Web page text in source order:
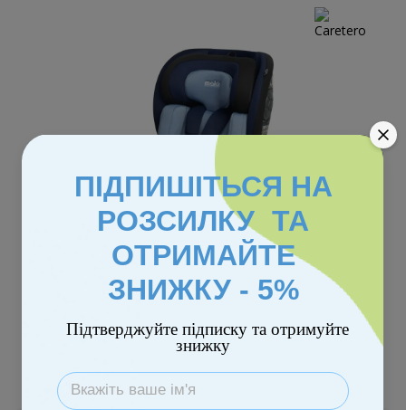
ПІДПИШІТЬСЯ НА
РОЗСИЛКУ ТА
ОТРИМАЙТЕ
ЗНИЖКУ - 5%
Підтверджуйте підписку та отримуйте
знижку